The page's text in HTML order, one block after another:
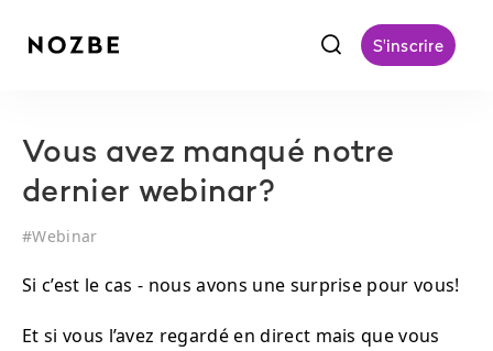
f S'inscrire
Vous avez manqué notre
dernier webinar?
#Webinar
Si c’est le cas - nous avons une surprise pour vous!
Et si vous l’avez regardé en direct mais que vous